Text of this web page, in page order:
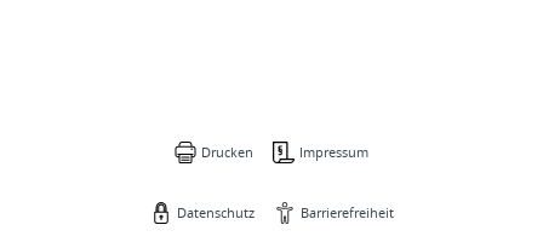
Drucken Impressum
Datenschutz Barrierefreiheit